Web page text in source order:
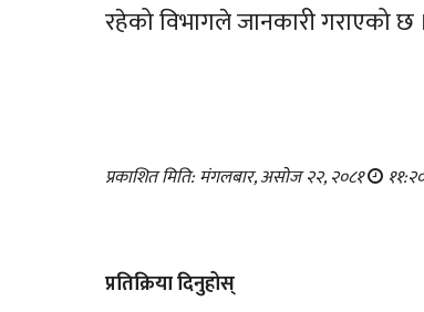
रहेको विभागले जानकारी गराएको छ ।
प्रकाशित मिति: मंगलबार, असोज २२, २०८१ ११:२०
प्रतिक्रिया दिनुहोस्